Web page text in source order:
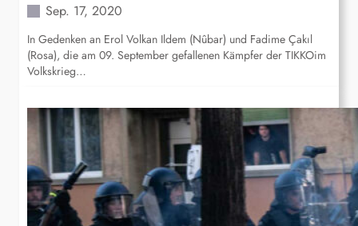
Sep. 17, 2020
In Gedenken an Erol Volkan Ildem (Nûbar) und Fadime Çakıl
(Rosa), die am 09. September gefallenen Kämpfer der TIKKOim
Volkskrieg…